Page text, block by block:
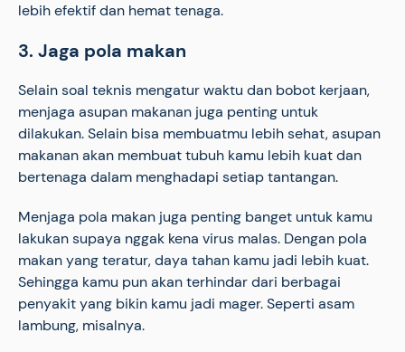
lebih efektif dan hemat tenaga.
3. Jaga pola makan
Selain soal teknis mengatur waktu dan bobot kerjaan,
menjaga asupan makanan juga penting untuk
dilakukan. Selain bisa membuatmu lebih sehat, asupan
makanan akan membuat tubuh kamu lebih kuat dan
bertenaga dalam menghadapi setiap tantangan.
Menjaga pola makan juga penting banget untuk kamu
lakukan supaya nggak kena virus malas. Dengan pola
makan yang teratur, daya tahan kamu jadi lebih kuat.
Sehingga kamu pun akan terhindar dari berbagai
penyakit yang bikin kamu jadi mager. Seperti asam
lambung, misalnya.